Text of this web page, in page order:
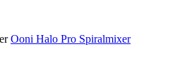
Ooni Halo Pro Spiralmixer